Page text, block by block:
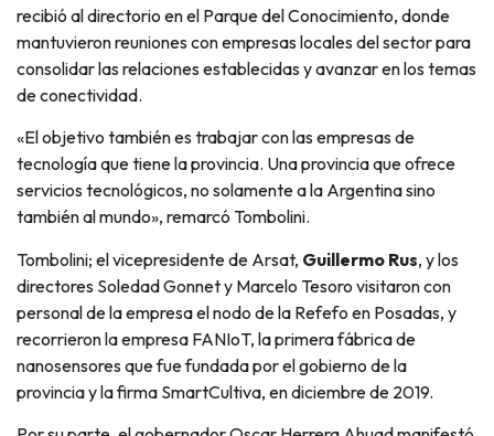
recibió al directorio en el Parque del Conocimiento, donde
mantuvieron reuniones con empresas locales del sector para
consolidar las relaciones establecidas y avanzar en los temas
de conectividad.
«El objetivo también es trabajar con las empresas de
tecnología que tiene la provincia. Una provincia que ofrece
servicios tecnológicos, no solamente a la Argentina sino
también al mundo», remarcó Tombolini.
Tombolini; el vicepresidente de Arsat, Guillermo Rus, y los
directores Soledad Gonnet y Marcelo Tesoro visitaron con
personal de la empresa el nodo de la Refefo en Posadas, y
recorrieron la empresa FANIoT, la primera fábrica de
nanosensores que fue fundada por el gobierno de la
provincia y la firma SmartCultiva, en diciembre de 2019.